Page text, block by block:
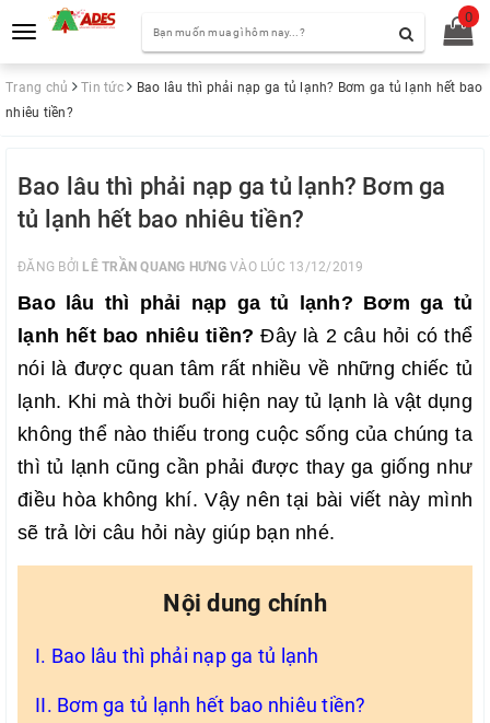
Toggle
navigation
0
Trang chủ Tin tức
Bao lâu thì phải nạp ga tủ lạnh? Bơm ga tủ lạnh hết bao
nhiêu tiền?
Bao lâu thì phải nạp ga tủ lạnh? Bơm ga
tủ lạnh hết bao nhiêu tiền?
ĐĂNG BỞI LÊ TRẦN QUANG HƯNGVÀO LÚC 13/12/2019
Bao lâu thì phải nạp ga tủ lạnh? Bơm ga tủ
lạnh hết bao nhiêu tiền? Đây là 2 câu hỏi có thể
nói là được quan tâm rất nhiều về những chiếc tủ
lạnh. Khi mà thời buổi hiện nay tủ lạnh là vật dụng
không thể nào thiếu trong cuộc sống của chúng ta
thì tủ lạnh cũng cần phải được thay ga giống như
điều hòa không khí. Vậy nên tại bài viết này mình
sẽ trả lời câu hỏi này giúp bạn nhé.
Nội dung chính
I. Bao lâu thì phải nạp ga tủ lạnh
II. Bơm ga tủ lạnh hết bao nhiêu tiền?